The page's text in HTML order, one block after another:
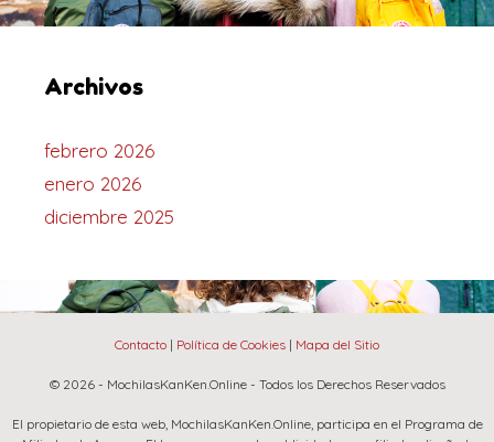
Archivos
febrero 2026
enero 2026
diciembre 2025
Contacto | Política de Cookies | Mapa del Sitio
© 2026 - MochilasKanKen.Online - Todos los Derechos Reservados
El propietario de esta web, MochilasKanKen.Online, participa en el Programa de